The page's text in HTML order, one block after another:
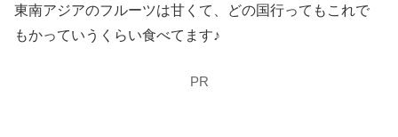
東南アジアのフルーツは甘くて、どの国行ってもこれで
もかっていうくらい食べてます♪
PR